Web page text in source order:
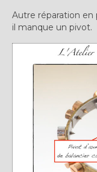
Autre réparation en
il manque un pivot.